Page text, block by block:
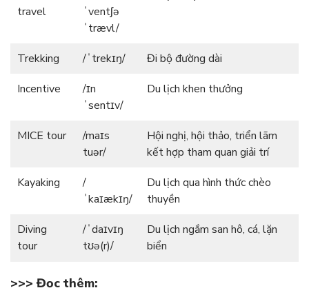
travel
ˈventʃə
ˈtrævl/
Trekking /ˈtrekɪŋ/
Đi bộ đường dài
Incentive
/ɪn
ˈsentɪv/
Du lịch khen thưởng
MICE tour
/maɪs
tuər/
Hội nghị, hội thảo, triển lãm
kết hợp tham quan giải trí
Kayaking
/
ˈkaɪækɪŋ/
Du lịch qua hình thức chèo
thuyền
Diving
tour
/ˈdaɪvɪŋ
tʊə(r)/
Du lịch ngắm san hô, cá, lặn
biển
>>> Đọc thêm: